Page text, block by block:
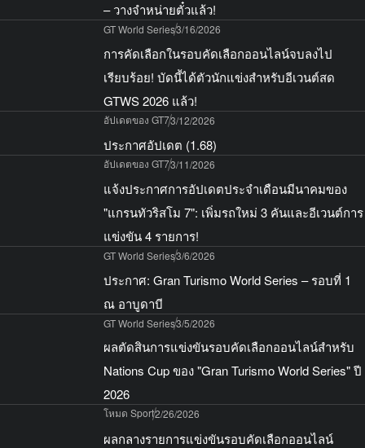
– วางจำหน่ายตั๋วแล้ว!
GT World Series3/16/2026
การคัดเลือกในรอบคัดเลือกออนไลน์จบลงไป
เรียบร้อย! บัดนี้ได้ตัวนักแข่งสำหรับอีเวนต์สด
GTWS 2026 แล้ว!
อัปเดตของ GT73/12/2026
ประกาศอัปเดต (1.68)
อัปเดตของ GT73/11/2026
แจ้งประกาศการอัปเดตประจำเดือนมีนาคมของ
"แกรนทัวริสโม 7": เพิ่มรถใหม่ 3 คันและอีเวนต์การ
แข่งขัน 4 รายการ!
GT World Series3/6/2026
ประกาศ: Gran Turismo World Series – รอบที่ 1
ณ อาบูดาบี
GT World Series3/5/2026
ผลตัดสินการแข่งขันรอบคัดเลือกออนไลน์สำหรับ
Nations Cup ของ "Gran Turismo World Series" ปี
2026
โหมด Sport2/26/2026
ผลกลางรายการแข่งขันรอบคัดเลือกออนไลน์